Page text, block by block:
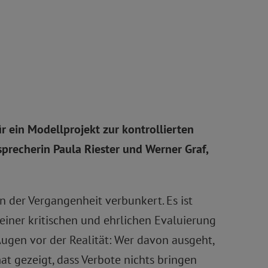
ein Modellprojekt zur kontrollierten
Paula Riester und Werner Graf,
der Vergangenheit verbunkert. Es ist
kritischen und ehrlichen Evaluierung
vor der Realität: Wer davon ausgeht,
gezeigt, dass Verbote nichts bringen